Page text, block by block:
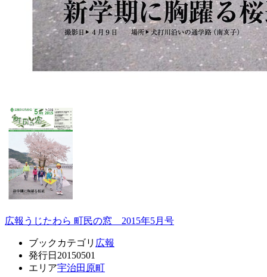
広報うじたわら 町民の窓 2015年5月号
ブックカテゴリ 広報
発行日 20150501
エリア宇治田原町